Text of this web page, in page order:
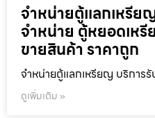
จำหน่ายตู้แลกเหรีย
จำหน่าย ตู้หยอดเห
ขายสินค้า ราคาถูก
จำหน่ายตู้แลกเหรียญ บริการ
ดูเพิ่มเติม »